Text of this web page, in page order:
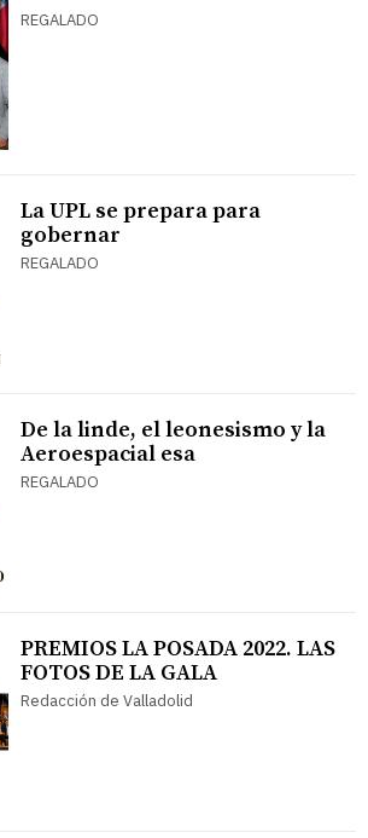
REGALADO
La UPL se prepara para
gobernar
REGALADO
De la linde, el leonesismo y la
Aeroespacial esa
REGALADO
PREMIOS LA POSADA 2022. LAS
FOTOS DE LA GALA
Redacción de Valladolid